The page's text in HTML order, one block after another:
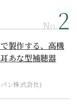
No.
製作する、高機
あな型補聴器
ン株式会社)